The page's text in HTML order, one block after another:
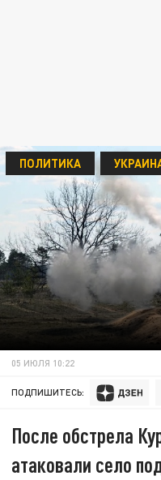
ПОЛИТИКА
05 ИЮЛЯ 10:22
ПОДПИШИТЕСЬ:
После обстрела
атаковали село